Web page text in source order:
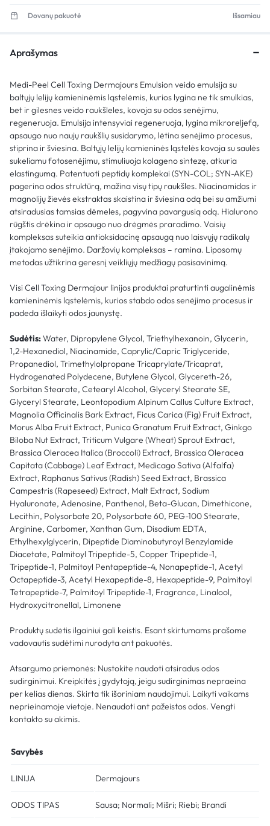
Dovanų pakuotė Išsamiau
Aprašymas
Medi-Peel Cell Toxing Dermajours Emulsion veido emulsija su
baltųjų lelijų kamieninėmis ląstelėmis, kurios lygina ne tik smulkias,
bet ir gilesnes veido raukšleles, kovoja su odos senėjimu,
regeneruoja. Emulsija intensyviai regeneruoja, lygina mikroreljefą,
apsaugo nuo naujų raukšlių susidarymo, lėtina senėjimo procesus,
stiprina ir šviesina. Baltųjų lelijų kamieninės ląstelės kovoja su saulės
sukeliamu fotosenėjimu, stimuliuoja kolageno sintezę, atkuria
elastingumą. Patentuoti peptidų komplekai (SYN-COL; SYN-AKE)
pagerina odos struktūrą, mažina visų tipų raukšles. Niacinamidas ir
magnolijų žievės ekstraktas skaistina ir šviesina odą bei su amžiumi
atsiradusias tamsias dėmeles, pagyvina pavargusią odą. Hialurono
rūgštis drėkina ir apsaugo nuo drėgmės praradimo. Vaisių
kompleksas suteikia antioksidacinę apsaugą nuo laisvųjų radikalų
įtakojamo senėjimo. Daržovių kompleksas – ramina. Liposomų
metodas užtikrina geresnį veikliųjų medžiagų pasisavinimą.
Visi Cell Toxing Dermajour linijos produktai praturtinti augalinėmis
kamieninėmis ląstelėmis, kurios stabdo odos senėjimo procesus ir
padeda išlaikyti odos jaunystę.
Sudėtis:Water, Dipropylene Glycol, Triethylhexanoin, Glycerin,
1,2-Hexanediol, Niacinamide, Caprylic/Capric Triglyceride,
Propanediol, Trimethylolpropane Tricaprylate/Tricaprat,
Hydrogenated Polydecene, Butylene Glycol, Glycereth-26,
Sorbitan Stearate, Cetearyl Alcohol, Glyceryl Stearate SE,
Glyceryl Stearate, Leontopodium Alpinum Callus Culture Extract,
Magnolia Officinalis Bark Extract, Ficus Carica (Fig) Fruit Extract,
Morus Alba Fruit Extract, Punica Granatum Fruit Extract, Ginkgo
Biloba Nut Extract, Triticum Vulgare (Wheat) Sprout Extract,
Brassica Oleracea Italica (Broccoli) Extract, Brassica Oleracea
Capitata (Cabbage) Leaf Extract, Medicago Sativa (Alfalfa)
Extract, Raphanus Sativus (Radish) Seed Extract, Brassica
Campestris (Rapeseed) Extract, Malt Extract, Sodium
Hyaluronate, Adenosine, Panthenol, Beta-Glucan, Dimethicone,
Lecithin, Polysorbate 20, Polysorbate 60, PEG-100 Stearate,
Arginine, Carbomer, Xanthan Gum, Disodium EDTA,
Ethylhexylglycerin, Dipeptide Diaminobutyroyl Benzylamide
Diacetate, Palmitoyl Tripeptide-5, Copper Tripeptide-1,
Tripeptide-1, Palmitoyl Pentapeptide-4, Nonapeptide-1, Acetyl
Octapeptide-3, Acetyl Hexapeptide-8, Hexapeptide-9, Palmitoyl
Tetrapeptide-7, Palmitoyl Tripeptide-1, Fragrance, Linalool,
Hydroxycitronellal, Limonene
Produktų sudėtis ilgainiui gali keistis. Esant skirtumams prašome
vadovautis sudėtimi nurodyta ant pakuotės.
Atsargumo priemonės: Nustokite naudoti atsiradus odos
sudirginimui. Kreipkitės į gydytoją, jeigu sudirginimas nepraeina
per kelias dienas. Skirta tik išoriniam naudojimui. Laikyti vaikams
neprieinamoje vietoje. Nenaudoti ant pažeistos odos. Vengti
kontakto su akimis.
Savybės
LINIJA Dermajours
ODOS TIPAS Sausa; Normali; Mišri; Riebi; Brandi